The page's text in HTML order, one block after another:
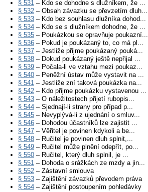
§ 531 – Kdo se dohodne s dlužníkem, že ...
§ 532 – Obsah závazku se převzetím dluh...
§ 533 – Kdo bez souhlasu dlužníka dohod...
§ 534 – Kdo se s dlužníkem dohodne, že ...
§ 535 – Poukázkou se opravňuje poukazní...
§ 536 – Pokud je poukázaný to, co má pl...
§ 537 – Jestliže přijme poukázaný pouká...
§ 538 – Dokud poukázaný ještě nepřijal ...
§ 539 – Počala-li ve vztahu mezi poukaz...
§ 540 – Peněžní ústav může vystavit na ...
§ 541 – Jestliže zní taková poukázka na...
§ 542 – Kdo přijme poukázku vystavenou ...
§ 543 – O náležitostech přijetí rubopis...
§ 544 – Sjednají-li strany pro případ p...
§ 545 – Nevyplývá-li z ujednání o smluv...
§ 546 – Dohodou účastníků lze zajistit ...
§ 547 – Věřitel je povinen kdykoli a be...
§ 548 – Ručitel je povinen dluh splnit,...
§ 549 – Ručitel může plnění odepřít, po...
§ 550 – Ručitel, který dluh splnil, je ...
§ 551 – Dohoda o srážkách ze mzdy a jin...
§ 552 – Zástavní smlouva
§ 553 – Zajištění závazků převodem práva
§ 554 – Zajištění postoupením pohledávky